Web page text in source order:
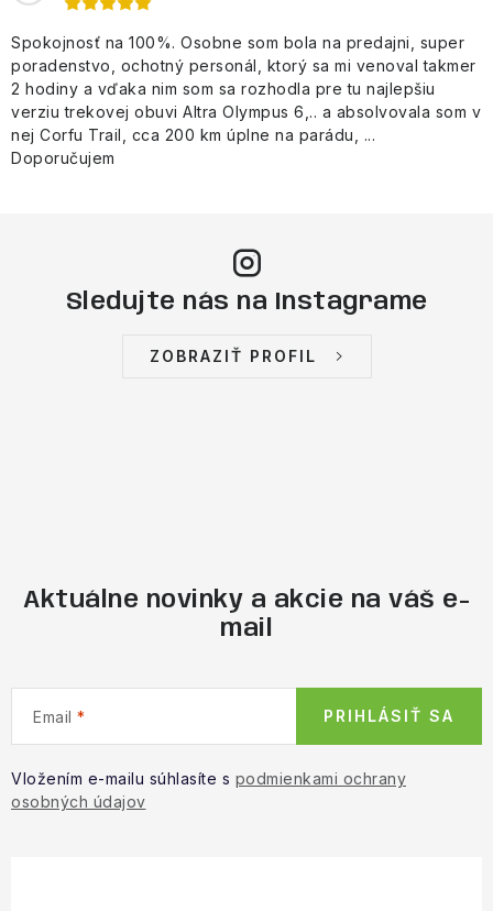
Spokojnosť na 100%. Osobne som bola na predajni, super
poradenstvo, ochotný personál, ktorý sa mi venoval takmer
2 hodiny a vďaka nim som sa rozhodla pre tu najlepšiu
verziu trekovej obuvi Altra Olympus 6,.. a absolvovala som v
nej Corfu Trail, cca 200 km úplne na parádu, ...
Doporučujem
Sledujte nás na Instagrame
ZOBRAZIŤ PROFIL
Aktuálne novinky a akcie na váš e-
mail
Email
Vložením e-mailu súhlasíte s podmienkami ochrany
osobných údajov
PRIHLÁSIŤ SA